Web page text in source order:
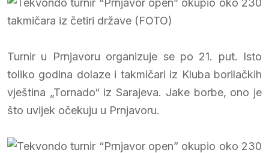
Turnir u Prnjavoru organizuje se po 21. put. Isto
toliko godina dolaze i takmičari iz Kluba borilačkih
vještina „Tornado“ iz Sarajeva. Jake borbe, ono je
što uvijek očekuju u Prnjavoru.